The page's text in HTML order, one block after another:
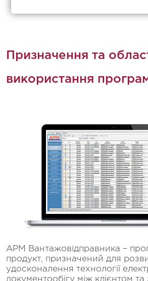
Призначення та
використання
АРМ Вантажовідправника –
продукт, призначений для
удосконалення технології
документообігу між клієнтом